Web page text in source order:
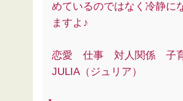
めているのではなく冷静に
ますよ♪
恋愛 仕事 対人関係 子育
JULIA（ジュリア）